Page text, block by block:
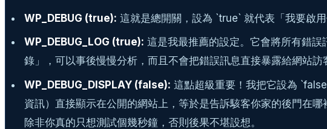
WP_DEBUG (true): 這就是總開關，設為 `true` 就代表「我要啟
WP_DEBUG_LOG (true): 這是我最推薦的設定。它會將所有錯誤
錄」，可以事後慢慢分析，而且不會把錯誤訊息直接暴露給網站
WP_DEBUG_DISPLAY (false): 這點超級重要！我把它設為
資訊）直接顯示在公開的網站上，等於是告訴駭客你家的後門在
除非你真的只想測試個幾秒鐘，否則後果不堪設想。